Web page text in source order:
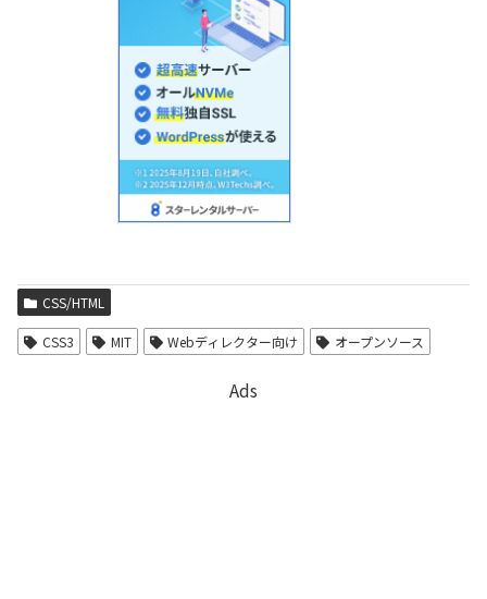
CSS/HTML
CSS3 MIT Webディレクター向け オープンソース
Ads